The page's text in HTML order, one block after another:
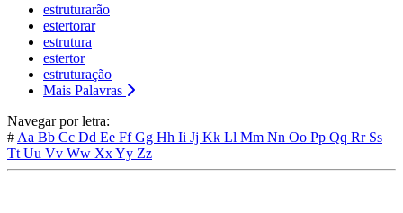
estruturarão
estertorar
estrutura
estertor
estruturação
Mais Palavras
Navegar por letra:
# Aa Bb Cc Dd Ee FfGg Hh Ii Jj Kk Ll Mm Nn Oo Pp Qq Rr Ss
Tt Uu Vv Ww XxYy Zz